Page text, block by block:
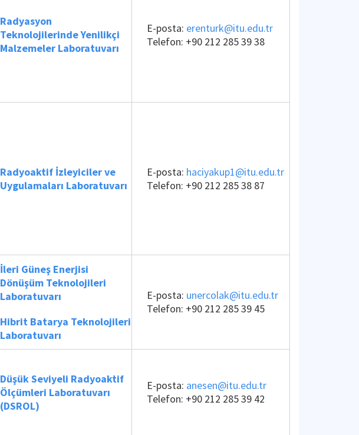
Radyasyon
Teknolojilerinde Yenilikçi
Malzemeler Laboratuvarı
E-posta: erenturk@itu.edu.tr
Telefon: +90 212 285 39 38
Radyoaktif İzleyiciler ve
Uygulamaları Laboratuvarı
E-posta: haciyakup1@itu.edu.tr
Telefon: +90 212 285 38 87
İleri Güneş Enerjisi
Dönüşüm Teknolojileri
Laboratuvarı
Hibrit Batarya Teknolojileri
Laboratuvarı
E-posta: unercolak@itu.edu.tr
Telefon: +90 212 285 39 45
Düşük Seviyeli Radyoaktif
Ölçümleri Laboratuvarı
(DSROL)
E-posta: anesen@itu.edu.tr
Telefon: +90 212 285 39 42